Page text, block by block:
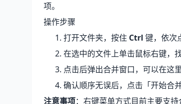
项。
操作步骤
打开文件夹，按住 Ctrl 键，依次
在选中的文件上单击鼠标右键，
点击后弹出合并窗口，可以在这
确认顺序无误后，点击「开始合
注意事项：右键菜单方式目前主要支